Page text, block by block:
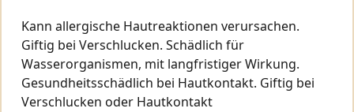
Kann allergische Hautreaktionen verursachen.
Giftig bei Verschlucken. Schädlich für
Wasserorganismen, mit langfristiger Wirkung.
Gesundheitsschädlich bei Hautkontakt. Giftig bei
Verschlucken oder Hautkontakt